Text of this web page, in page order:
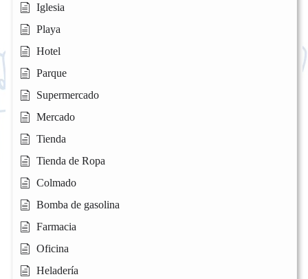
Iglesia
Playa
Hotel
Parque
Supermercado
Mercado
Tienda
Tienda de Ropa
Colmado
Bomba de gasolina
Farmacia
Oficina
Heladería